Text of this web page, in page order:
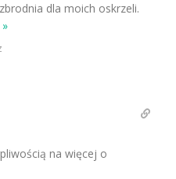
dla moich oskrzeli.
na więcej o